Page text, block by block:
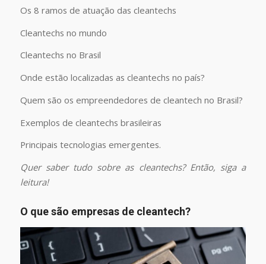
Os 8 ramos de atuação das cleantechs
Cleantechs no mundo
Cleantechs no Brasil
Onde estão localizadas as cleantechs no país?
Quem são os empreendedores de cleantech no Brasil?
Exemplos de cleantechs brasileiras
Principais tecnologias emergentes.
Quer saber tudo sobre as cleantechs? Então, siga a
leitura!
O que são empresas de cleantech?